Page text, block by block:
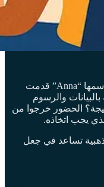
الكاتب يبدأ بقصة حقيقية عن مديرة منتج اسمها “Anna” قدمت
شريحة مليئة بالبيانات والرسوم
الحضور خرجوا من
يجب اتخاذه.
ذهبية تساعد في جعل